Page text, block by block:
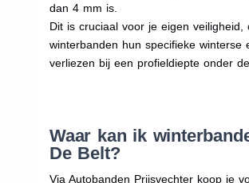
dan 4 mm is.
Dit is cruciaal voor je eigen veiligheid,
winterbanden hun specifieke winterse
verliezen bij een profieldiepte onder
Waar kan ik
De Belt?
Via Autobanden Prijsvechter koop je